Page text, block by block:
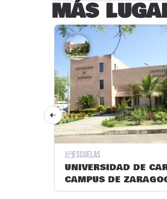
MÁS
Escuelas
UNIVERSIDAD DE
CAMPUS DE